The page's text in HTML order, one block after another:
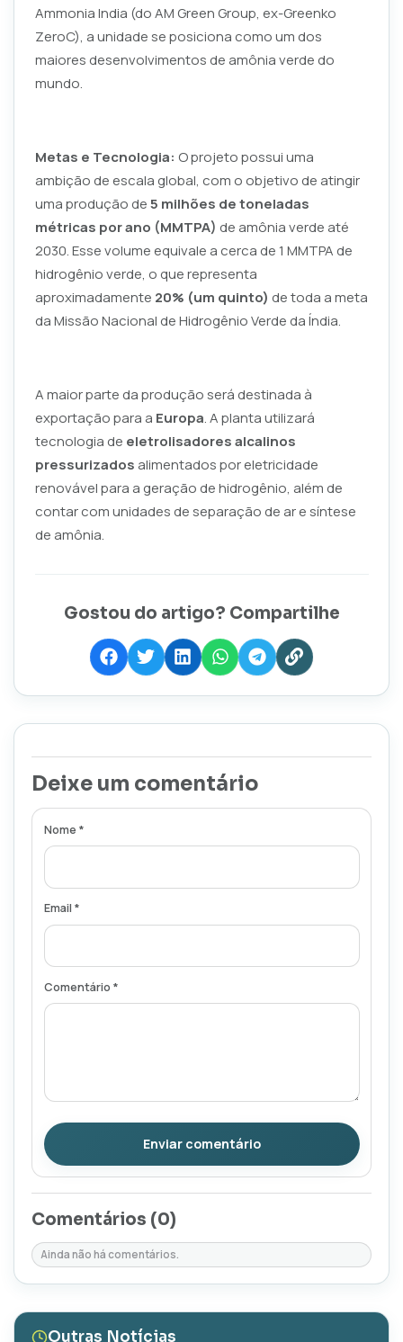
Ammonia India (do AM Green Group, ex-Greenko
ZeroC), a unidade se posiciona como um dos
maiores desenvolvimentos de amônia verde do
mundo.
Metas e Tecnologia: O projeto possui uma
ambição de escala global, com o objetivo de atingir
uma produção de5 milhões de toneladas
métricas por ano (MMTPA) de amônia verde até
2030. Esse volume equivale a cerca de 1 MMTPA de
hidrogênio verde, o que representa
aproximadamente 20% (um quinto) de toda a meta
da Missão Nacional de Hidrogênio Verde da Índia.
A maior parte da produção será destinada à
exportação para a Europa. A planta utilizará
tecnologia de eletrolisadores alcalinos
pressurizados alimentados por eletricidade
renovável para a geração de hidrogênio, além de
contar com unidades de separação de ar e síntese
de amônia.
Gostou do artigo? Compartilhe
Deixe um comentário
Nome *
Email *
Comentário *
Enviar comentário
Comentários (0)
Ainda não há comentários.
Outras Notícias